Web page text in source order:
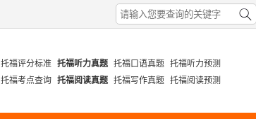
托福评分标准
托福考点查询
托福听力真题
托福阅读真题
托福口语真题
托福写作真题
托福听力预测
托福阅读预测